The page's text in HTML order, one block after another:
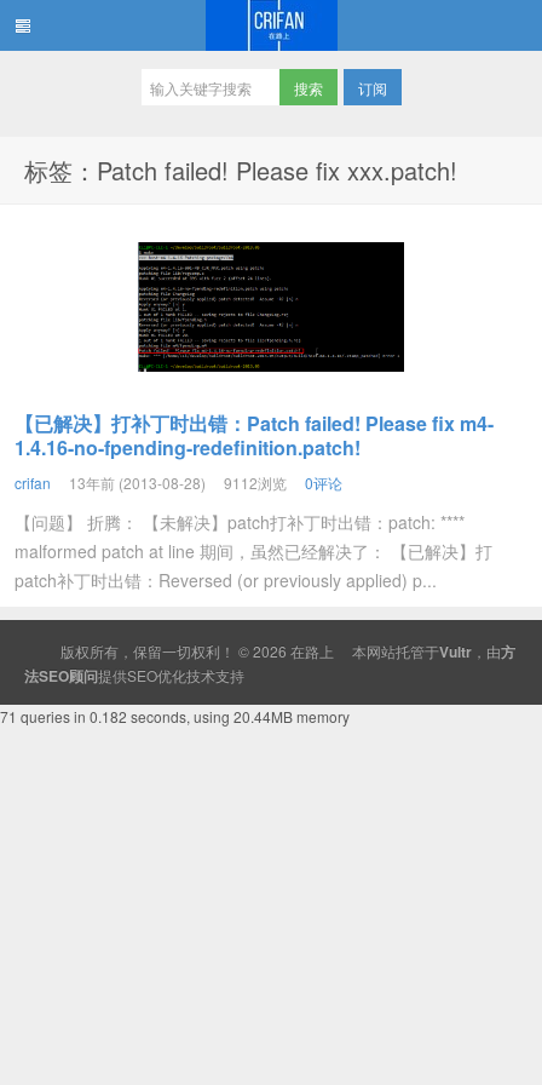
订阅
标签：Patch failed! Please fix xxx.patch!
【已解决】打补丁时出错：Patch failed! Please fix m4-
1.4.16-no-fpending-redefinition.patch!
crifan 13年前 (2013-08-28) 9112浏览 0评论
【问题】 折腾： 【未解决】patch打补丁时出错：patch: ****
malformed patch at line 期间，虽然已经解决了： 【已解决】打
patch补丁时出错：Reversed (or previously applied) p...
版权所有，保留一切权利！ © 2026 在路上 本网站托管于Vultr ，由方
法SEO顾问提供SEO优化技术支持
71 queries in 0.182 seconds, using 20.44MB memory